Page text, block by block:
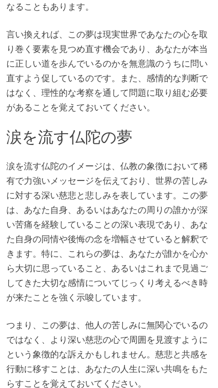
なることもあります。
言い換えれば、この夢は現実世界であなたの心を取
り巻く要素を見つめ直す機会であり、あなたが本当
に正しい道を歩んでいるのかを無意識のうちに問い
直すよう促しているのです。また、感情的な判断で
はなく、理性的な考察を通して問題に取り組む必要
があることを覚えておいてください。
涙を流す仏陀の夢
涙を流す仏陀のイメージは、仏教の象徴において稀
有で力強いメッセージを伝えており、世界の苦しみ
に対する深い慈悲と悲しみを表しています。この夢
は、あなた自身、あるいはあなたの周りの誰かが深
い苦痛を経験していることの深い表現であり、あな
た自身の同情や後悔の念を増幅させていると解釈で
きます。特に、これらの夢は、あなたが誰かを心か
ら大切に思っていること、あるいはこれまで見過ご
してきた大切な感情についてじっくり考えるべき時
が来たことを強く示唆しています。
つまり、この夢は、他人の苦しみに無関心でいるの
ではなく、より深い慈悲の心で周囲を見渡すように
という象徴的な訴えかもしれません。慈悲と共感を
行動に移すことは、あなたの人生に深い共鳴をもた
らすことを覚えておいてください。